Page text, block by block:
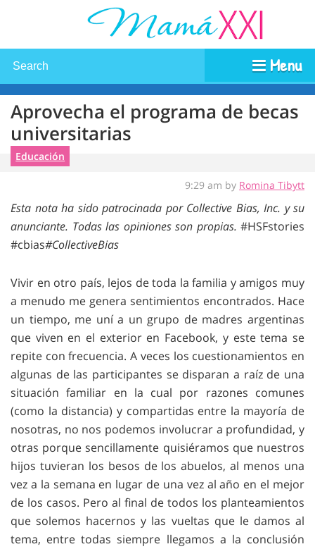
Menu
Aprovecha el programa de becas
universitarias
Educación
9:29 am by Romina Tibytt
Esta nota ha sido patrocinada por Collective Bias, Inc. y su
anunciante. Todas las opiniones son propias. #HSFstories
#cbias#CollectiveBias
Vivir en otro país, lejos de toda la familia y amigos muy
a menudo me genera sentimientos encontrados. Hace
un tiempo, me uní a un grupo de madres argentinas
que viven en el exterior en Facebook, y este tema se
repite con frecuencia. A veces los cuestionamientos en
algunas de las participantes se disparan a raíz de una
situación familiar en la cual por razones comunes
(como la distancia) y compartidas entre la mayoría de
nosotras, no nos podemos involucrar a profundidad, y
otras porque sencillamente quisiéramos que nuestros
hijos tuvieran los besos de los abuelos, al menos una
vez a la semana en lugar de una vez al año en el mejor
de los casos. Pero al final de todos los planteamientos
que solemos hacernos y las vueltas que le damos al
tema, entre todas siempre llegamos a la conclusión